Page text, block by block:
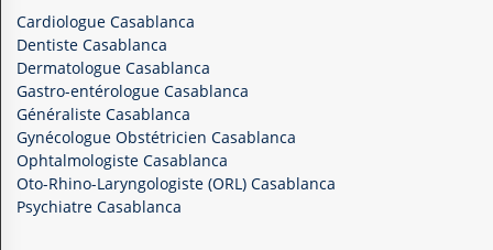
Cardiologue Casablanca
Dentiste Casablanca
Dermatologue Casablanca
Gastro-entérologue Casablanca
Généraliste Casablanca
Gynécologue Obstétricien Casablanca
Ophtalmologiste Casablanca
Oto-Rhino-Laryngologiste (ORL) Casablanca
Psychiatre Casablanca